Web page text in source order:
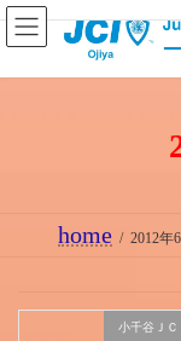
コ
ン
テ
プ
ナ
ビ
ゲ
動
home 2012年
小千谷ＪＣ